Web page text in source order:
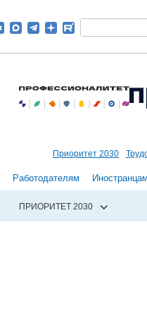
Приоритет 2030
Работодателям Иностранцам
ПРИОРИТЕТ 2030